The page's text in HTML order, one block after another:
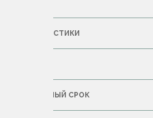
ХАРАКТЕРИСТИКИ
ГАРАНТИЙНЫЙ СРОК